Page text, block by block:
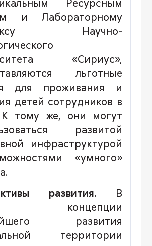
Ресурсным
и Лабораторному
Научно-
«Сириус»,
льготные
для проживания и
детей сотрудников в
К тому же, они могут
развитой
инфраструктурой
«умного»
развития. В
концепции
развития
территории